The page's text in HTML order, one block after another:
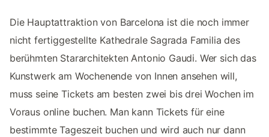
Die Hauptattraktion von Barcelona ist die noch immer
nicht fertiggestellte Kathedrale Sagrada Familia des
berühmten Stararchitekten Antonio Gaudi. Wer sich das
Kunstwerk am Wochenende von Innen ansehen will,
muss seine Tickets am besten zwei bis drei Wochen im
Voraus online buchen. Man kann Tickets für eine
bestimmte Tageszeit buchen und wird auch nur dann